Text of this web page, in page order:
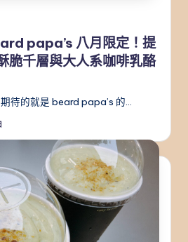
papa’s 八月限定！提
脆千層與大人系咖啡乳酪
待的就是 beard papa’s 的…